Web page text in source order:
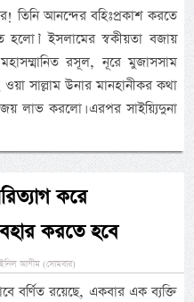
তিনি আনন্দের বহিঃপ্রকাশ করতে
ইসলামের স্বকীয়তা বজায়
রসূল, নূরে মুজাসসাম
ওয়া সাল্লাম উনার মানহানীকর কথা
লাভ করলো। এরপর সাইয়্যিদুনা
করে
করতে হবে
আযীম (সোমবার)
বর্ণিত রয়েছে, একবার এক ব্যক্তি